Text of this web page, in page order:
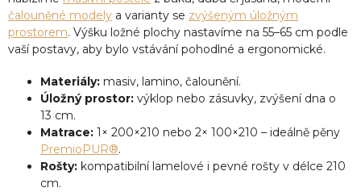
čalouněné modely a varianty se zvýšeným úložným
prostorem. Výšku ložné plochy nastavíme na 55–65 cm podle
vaší postavy, aby bylo vstávání pohodlné a ergonomické.
Materiály: masiv, lamino, čalounění.
Úložný prostor: výklop nebo zásuvky, zvýšení dna o
13 cm.
Matrace: 1× 200×210 nebo 2× 100×210 – ideálně pěny
PremioPUR®.
Rošty: kompatibilní lamelové i pevné rošty v délce 210
cm.